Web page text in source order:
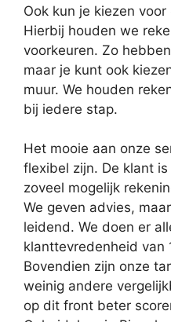
Ook kun je kiezen
Hierbij houden we
voorkeuren. Zo
maar je kunt ook
muur. We houden
bij iedere stap.
Het mooie aan onze
flexibel zijn. De klant
zoveel mogelijk
We geven advies,
leidend. We doen er
klanttevredenheid van
Bovendien zijn onze
weinig andere
op dit front beter